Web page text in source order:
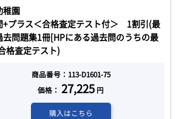
稚園
+プラス＜合格査定テスト付＞ 1割引(最
去問題集1冊[HPにある過去問のうちの最
格査定テスト)
商品番号：113-D1601-75
価格：27,225 円
購入はこちら